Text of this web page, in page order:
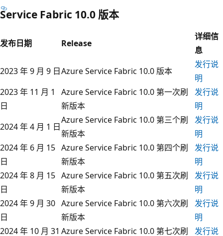
Service Fabric 10.0 版本
发布日期 Release
详细信
息
2023 年 9 月 9 日Azure Service Fabric 10.0 版本
发行说
明
2023 年 11 月 1
日
Azure Service Fabric 10.0 第一次刷
新版本
发行说
明
2024 年 4 月 1 日
Azure Service Fabric 10.0 第三个刷
新版本
发行说
明
2024 年 6 月 15
日
Azure Service Fabric 10.0 第四个刷
新版本
发行说
明
2024 年 8 月 15
日
Azure Service Fabric 10.0 第五次刷
新版本
发行说
明
2024 年 9 月 30
日
Azure Service Fabric 10.0 第六次刷
新版本
发行说
明
2024 年 10 月 31 Azure Service Fabric 10.0 第七次刷 发行说